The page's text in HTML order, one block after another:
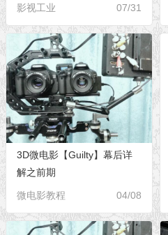
影视工业 07/31
3D微电影【Guilty】幕后详
解之前期
微电影教程 04/08